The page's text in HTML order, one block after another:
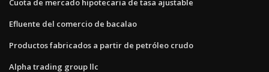
Cuota de mercado hipotecaria de tasa ajustable
Efluente del comercio de bacalao
Productos fabricados a partir de petróleo crudo
Alpha trading group llc